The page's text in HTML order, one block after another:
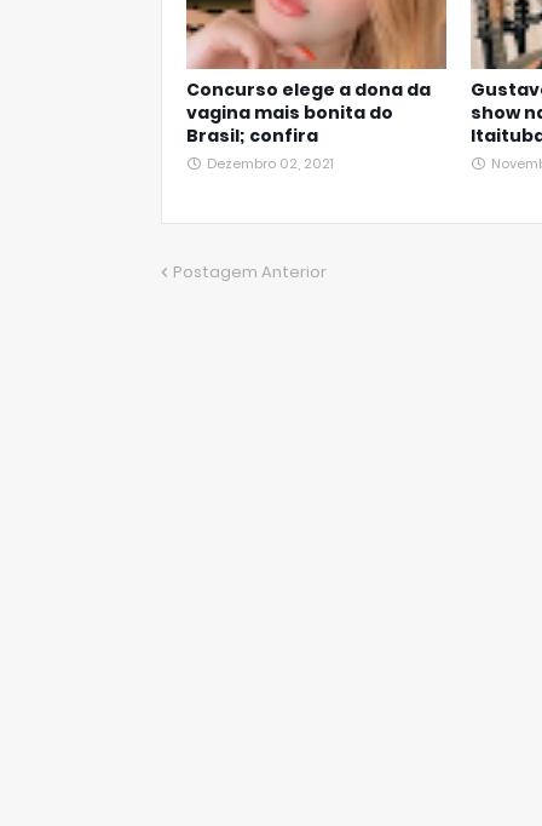
Concurso elege a dona da
vagina mais bonita do
Brasil; confira
Dezembro 02, 2021
show
Postagem Anterior